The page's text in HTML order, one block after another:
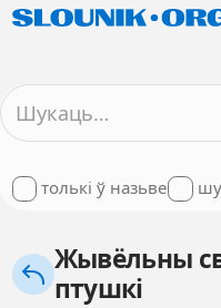
толькі ў назьве
Жывёльны
птушкі